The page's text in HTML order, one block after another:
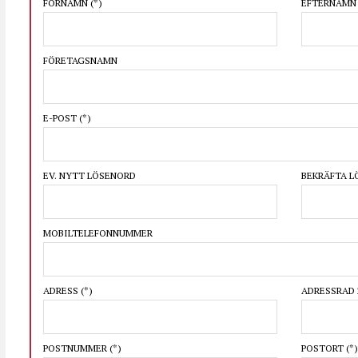
FÖRNAMN (*) EFTERNAMN
FÖRETAGSNAMN
E-POST (*)
EV. NYTT LÖSENORD BEKRÄFTA
MOBILTELEFONNUMMER
ADRESS (*) ADRESSRAD
POSTNUMMER (*) POSTORT (*)